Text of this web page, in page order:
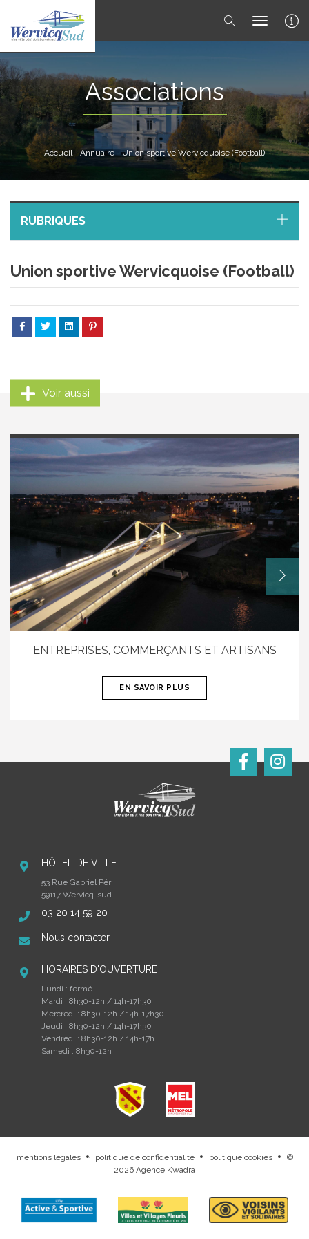
toggle
Associations
Accueil - Annuaire - Union sportive Wervicquoise (Football)
Union sportive Wervicquoise (Football)
RUBRIQUES
Voir aussi
ENTREPRISES, COMMERÇANTS ET ARTISANS
EN SAVOIR PLUS
HÔTEL DE VILLE
53 Rue Gabriel Péri
59117 Wervicq-sud
03 20 14 59 20
Nous contacter
HORAIRES D'OUVERTURE
Lundi : fermé
Mardi : 8h30-12h / 14h-17h30
Mercredi : 8h30-12h / 14h-17h30
Jeudi : 8h30-12h / 14h-17h30
Vendredi : 8h30-12h / 14h-17h
Samedi : 8h30-12h
mentions légales . politique de confidentialité . politique cookies .
©
2026 Agence Kwadra